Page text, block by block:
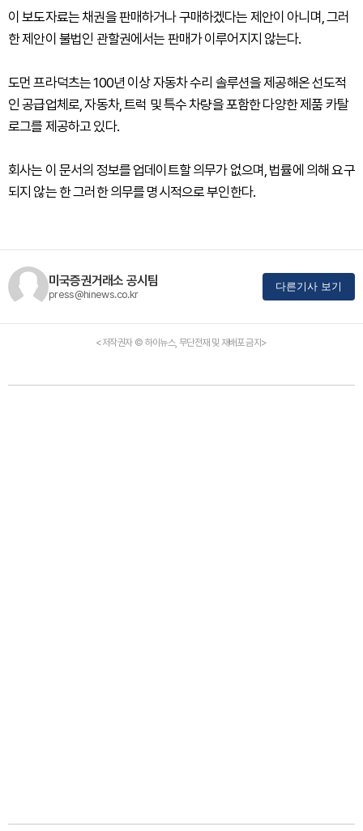
이 보도자료는 채권을 판매하거나 구매하겠다는 제안이 아니며, 그러
한 제안이 불법인 관할권에서는 판매가 이루어지지 않는다.
도먼 프라덕츠는 100년 이상 자동차 수리 솔루션을 제공해온 선도적
인 공급업체로, 자동차, 트럭 및 특수 차량을 포함한 다양한 제품 카탈
로그를 제공하고 있다.
회사는 이 문서의 정보를 업데이트할 의무가 없으며, 법률에 의해 요구
되지 않는 한 그러한 의무를 명시적으로 부인한다.
미국증권거래소 공시팀
press@hinews.co.kr
다른기사 보기
<저작권자 © 하이뉴스, 무단전재 및 재배포 금지>